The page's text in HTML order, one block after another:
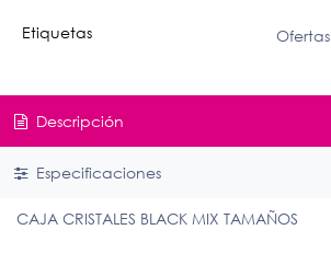
Etiquetas Ofertas
Descripción
Especificaciones
CAJA CRISTALES BLACK MIX TAMAÑOS